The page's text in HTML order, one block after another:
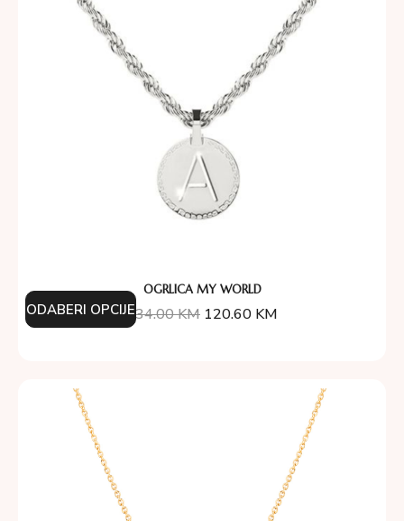
OGRLICA MY WORLD
134.00KM 120.60 KM
ODABERI OPCIJE